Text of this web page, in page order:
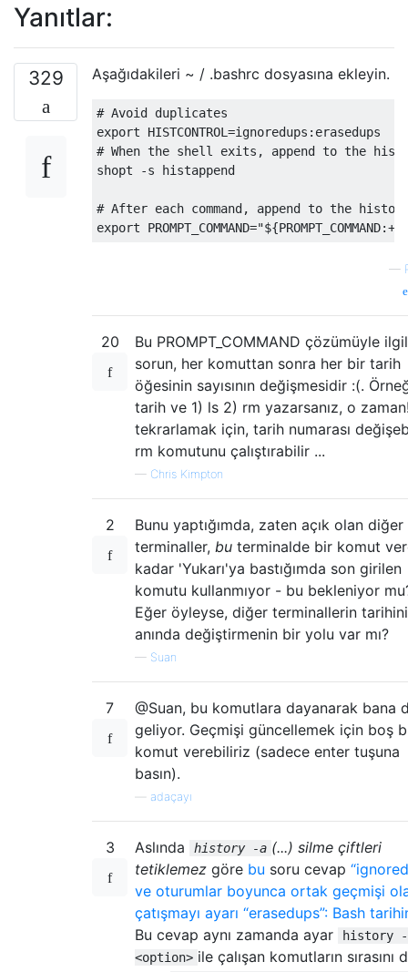
Yanıtlar:
329 Aşağıdakileri ~ / .bashrc dosyasına ekleyin.
# Avoid duplicates
export HISTCONTROL =ignoredups : erasedups
# When the shell exits, append to the
shopt
-s histappend
# After each command, append to the
export PROMPT_COMMAND=
—
20
Bu PROMPT_COMMAND çözümüyle
sorun, her komuttan sonra her bir tarih
öğesinin sayısının değişmesidir :(.
tarih ve 1) ls 2) rm yazarsanız, o
tekrarlamak için, tarih numarası
rm komutunu çalıştırabilir ...
— Chris Kimpton
2
Bunu yaptığımda, zaten açık olan diğer
terminaller, bu terminalde bir komut
kadar 'Yukarı'ya bastığımda son girilen
komutu kullanmıyor - bu bekleniyor
Eğer öyleyse, diğer terminallerin tarihini
anında değiştirmenin bir yolu var mı?
— Suan
7
@Suan, bu komutlara dayanarak bana
geliyor. Geçmişi güncellemek için boş
komut verebiliriz (sadece enter tuşuna
basın).
adaçayı
3 Aslında history -a (...) silme çiftleri
tetiklemez göre bu soru cevap
ve oturumlar boyunca ortak geçmişi
çatışmayı ayarı “erasedups”: Bash
Bu cevap aynı zamanda ayar
history -
<option> ile çalışan komutların sırasını